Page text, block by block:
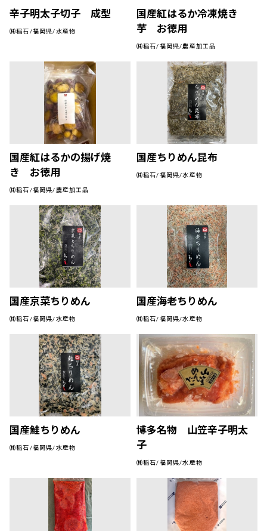
辛子明太子切子 成型
㈱稲石/福岡県/水産物
国産紅はるか冷凍焼き
芋 お徳用
㈱稲石/福岡県/農産加工品
国産紅はるかの揚げ焼
き お徳用
㈱稲石/福岡県/農産加工品
国産ちりめん昆布
㈱稲石/福岡県/水産物
国産京菜ちりめん
㈱稲石/福岡県/水産物
国産海老ちりめん
㈱稲石/福岡県/水産物
国産鮭ちりめん
㈱稲石/福岡県/水産物
博多名物 山笠辛子明太
子
㈱稲石/福岡県/水産物